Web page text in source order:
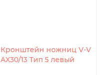
Кронштейн ножниц V-V
AX30/13 Тип 5 левый